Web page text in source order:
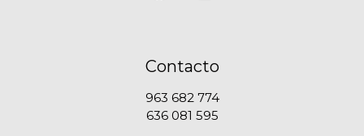
Contacto
963 682 774
636 081 595